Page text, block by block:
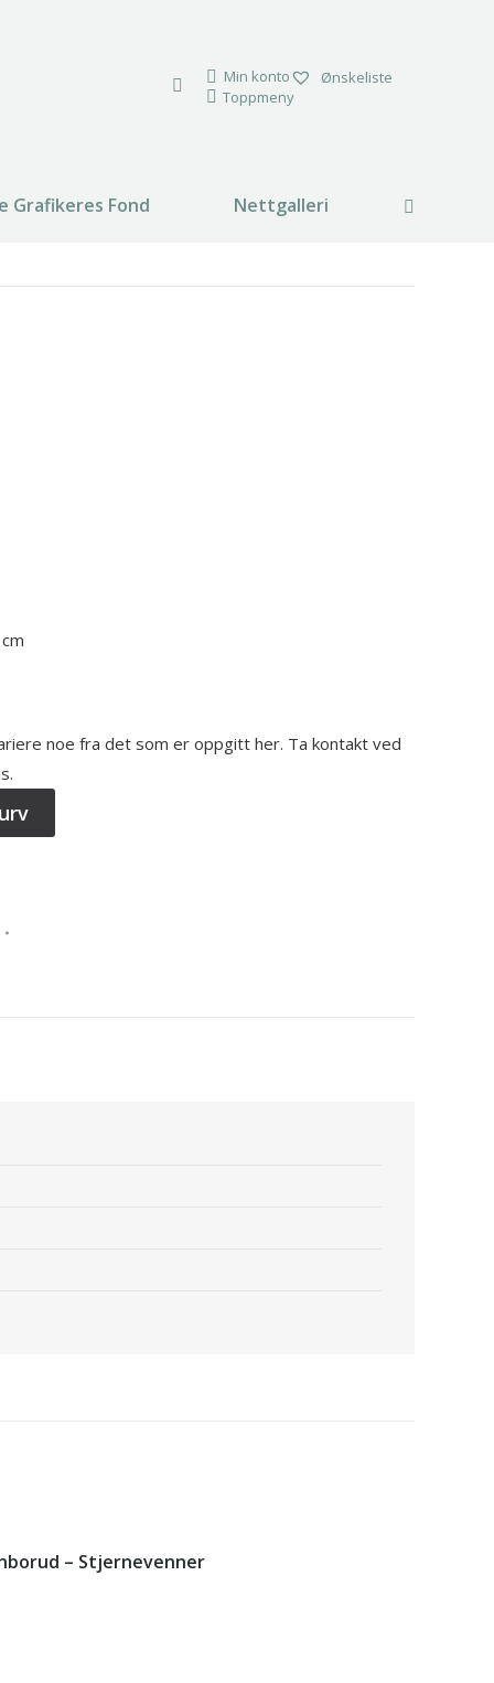
Min konto
Ønskeliste
Toppmeny
Grafikeres Fond Nettgalleri Search:
noe fra det som er oppgitt her. Ta kontakt ved
– Stjernevenner